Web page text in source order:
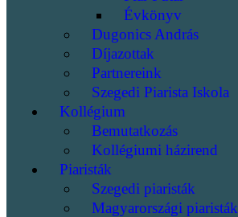
Évkönyv
Dugonics András
Díjazottak
Partnereink
Szegedi Piarista Iskola
Kollégium
Bemutatkozás
Kollégiumi házirend
Piaristák
Szegedi piaristák
Magyarországi piaristák